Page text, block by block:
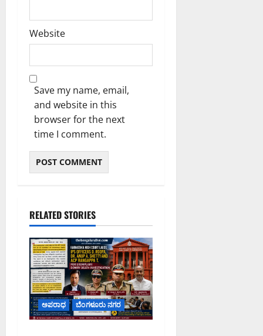
Website
Save my name, email,
and website in this
browser for the next
time I comment.
RELATED STORIES
ಅಪರಾಧ ಬೆಂಗಳೂರು ನಗರ